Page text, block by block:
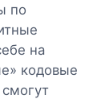
по
на
кодовые